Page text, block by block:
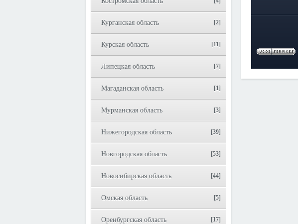
Курганская область [2]
Курская область [11]
Липецкая область [7]
Магаданская область [1]
Мурманская область [3]
Нижегородская область [39]
Новгородская область [53]
Новосибирская область [44]
Омская область [5]
Оренбургская область [17]